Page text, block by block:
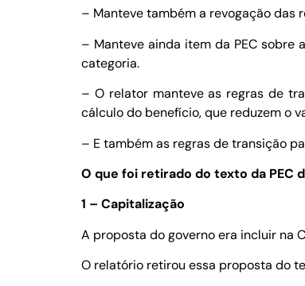
– Manteve também a revogação das
– Manteve ainda item da PEC sobre
categoria.
– O relator manteve as regras de
cálculo do benefício, que reduzem o
– E também as regras de transição
O que foi retirado do texto da PEC
1 – Capitalização
A proposta do governo era incluir na
O relatório retirou essa proposta do